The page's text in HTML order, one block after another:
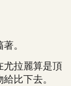
。
拉麗算是頂
比下去。